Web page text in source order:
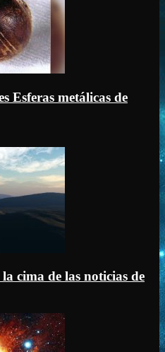
Esferas metálicas de
cima de las noticias de